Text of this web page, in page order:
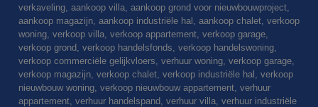
verkaveling, aankoop villa, aankoop grond voor nieuwbouwproject,
aankoop magazijn, aankoop industriële hal, aankoop chalet, verkoop
woning, verkoop villa, verkoop appartement, verkoop garage,
verkoop grond, verkoop handelsfonds, verkoop handelswoning,
verkoop commerciële gelijkvloers, verhuur woning, verkoop garage,
verkoop magazijn, verkoop chalet, verkoop industriële hal, verkoop
nieuwbouw woning, verkoop nieuwbouw appartement, verhuur
appartement, verhuur handelspand, verhuur villa, verhuur industriële